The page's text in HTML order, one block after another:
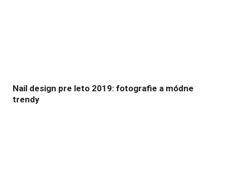
Nail design pre leto 2019: fotografie a módne
trendy